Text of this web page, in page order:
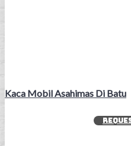
Kaca Mobil Asahimas Di Batu